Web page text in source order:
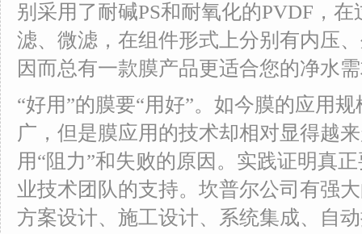
别采用了耐碱PS和耐氧化的PVDF，
滤、微滤，在组件形式上分别有内压
因而总有一款膜产品更适合您的净水
“好用”的膜要“用好”。如今膜的应用
广，但是膜应用的技术却相对显得越
用“阻力”和失败的原因。实践证明真
业技术团队的支持。坎普尔公司有强
方案设计、施工设计、系统集成、自